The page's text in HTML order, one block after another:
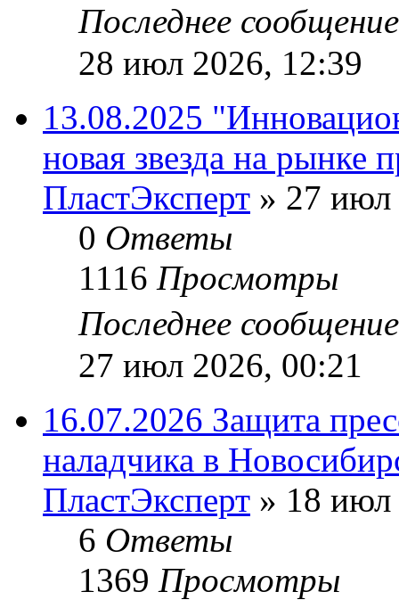
Последнее
28 июл 2026, 12:39
13.08.2025
новая звезда на рынке
ПластЭксперт » 27 июл
0 Ответы
1116 Просмотры
Последнее
27 июл 2026, 00:21
16.07.2026 Защита
наладчика в
ПластЭксперт » 18 июл
6 Ответы
1369 Просмотры